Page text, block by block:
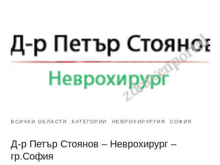
ВСИЧКИ ОБЛАСТИ КАТЕГОРИИ НЕВРОХИРУРГИЯ СОФИЯ
Д-р Петър Стоянов – Неврохирург –
гр.София